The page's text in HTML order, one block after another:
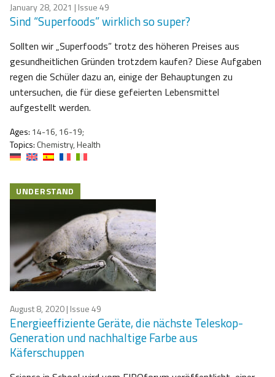
January 28, 2021 | Issue 49
Sind “Superfoods” wirklich so super?
Sollten wir „Superfoods” trotz des höheren Preises aus
gesundheitlichen Gründen trotzdem kaufen? Diese Aufgaben
regen die Schüler dazu an, einige der Behauptungen zu
untersuchen, die für diese gefeierten Lebensmittel
aufgestellt werden.
Ages: 14-16, 16-19;
Topics: Chemistry, Health
UNDERSTAND
August 8, 2020| Issue 49
Energieeffiziente Geräte, die nächste Teleskop-
Generation und nachhaltige Farbe aus
Käferschuppen